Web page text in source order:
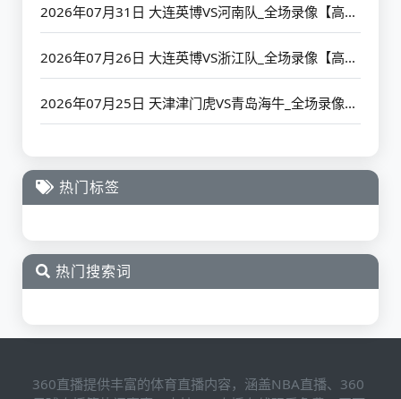
2026年07月31日 大连英博VS河南队_全场录像【高清回放】
2026年07月26日 大连英博VS浙江队_全场录像【高清回放】
2026年07月25日 天津津门虎VS青岛海牛_全场录像【高清回放】
热门标签
热门搜索词
360直播提供丰富的体育直播内容，涵盖NBA直播、360